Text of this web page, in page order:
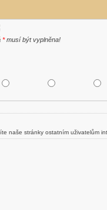
*musí být vyplněna!
naše stránky ostatním uživatelům